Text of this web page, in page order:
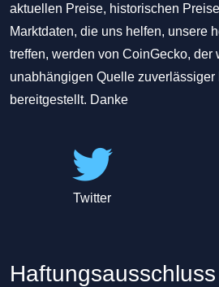
aktuellen Preise, historischen
Marktdaten, die uns helfen, unsere
treffen, werden von CoinGecko, der
unabhängigen Quelle
bereitgestellt. Danke
Twitter